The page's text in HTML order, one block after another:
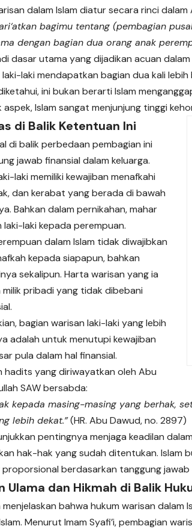
dalam Islam diatur secara rinci dalam
bagimu tentang (pembagian
dengan bagian dua orang anak
dasar utama yang dijadikan acuan
laki mendapatkan bagian dua kali
ini bukan berarti Islam
aspek, Islam sangat menjunjung tinggi
di Balik Ketentuan Ini
di balik perbedaan pembagian ini
jawab finansial dalam keluarga.
laki memiliki kewajiban menafkahi
dan kerabat yang berada di bawah
Bahkan dalam pernikahan, mahar
laki-laki kepada perempuan.
dalam Islam tidak diwajibkan
kepada siapapun, bahkan
sekalipun. Harta warisan yang ia
pribadi yang tidak dibebani
bagian warisan laki-laki yang lebih
adalah untuk menutupi kewajiban
pula dalam hal finansial.
hadits yang diriwayatkan oleh Abu
SAW bersabda:
kepada masing-masing yang berhak,
lebih dekat.”(HR. Abu Dawud, no. 2897)
pentingnya menjaga keadilan
hak-hak yang sudah ditentukan. Islam
proporsional berdasarkan tanggung jawab
Ulama dan Hikmah di Balik
menjelaskan bahwa hukum warisan
Menurut Imam Syafi’i, pembagian